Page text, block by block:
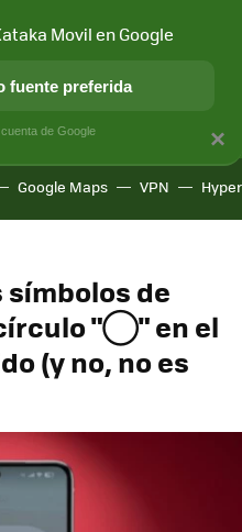
APLICACIONES
Google Maps VPN
de
"◯" en el
(y no, no es
×
Movil en Google
fuente preferida
de Google